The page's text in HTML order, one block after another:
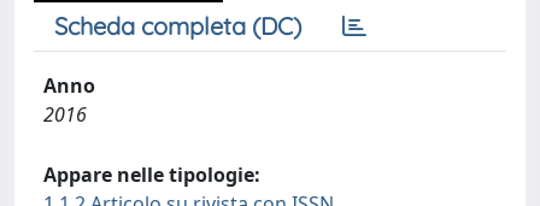
Scheda completa (DC)
Anno
2016
Appare nelle tipologie: